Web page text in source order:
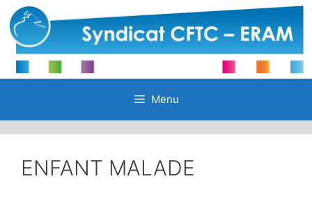
Aller
au
contenu
Menu
ENFANT MALADE